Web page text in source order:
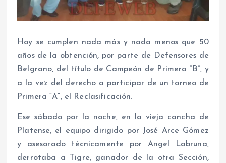
Hoy se cumplen nada más y nada menos que 50
años de la obtención, por parte de Defensores de
Belgrano, del título de Campeón de Primera “B”, y
a la vez del derecho a participar de un torneo de
Primera “A”, el Reclasificación.
Ese sábado por la noche, en la vieja cancha de
Platense, el equipo dirigido por José Arce Gómez
y asesorado técnicamente por Angel Labruna,
derrotaba a Tigre, ganador de la otra Sección,